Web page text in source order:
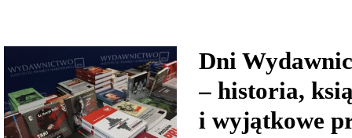
Dni
– historia,
i wyjątkowe